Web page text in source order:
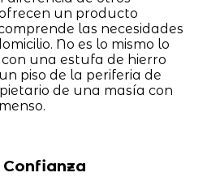
un producto
las necesidades
No es lo mismo lo
una estufa de hierro
piso de la periferia de
de una masía con